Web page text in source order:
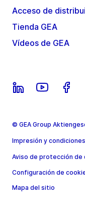
Acceso de
Tienda GEA
Vídeos de GEA
© GEA Group
Impresión y
Aviso de protección de
Configuración de
Mapa del sitio